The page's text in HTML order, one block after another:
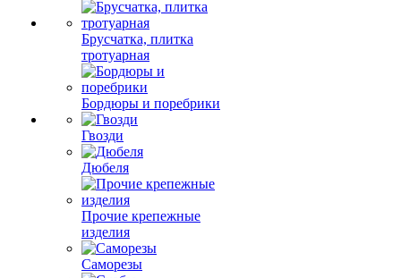
Брусчатка, плитка
тротуарная
Бордюры и поребрики
Гвозди
Дюбеля
Прочие крепежные
изделия
Саморезы